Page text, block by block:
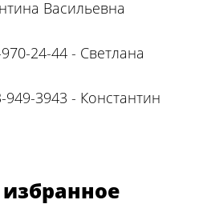
Васильевна
24-44 - Светлана
949-3943 - Константин